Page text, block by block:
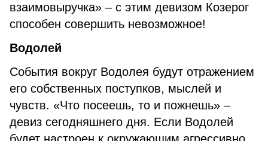
взаимовыручка» – с этим девизом Козерог
способен совершить невозможное!
Водолей
События вокруг Водолея будут отражением
его собственных поступков, мыслей и
чувств. «Что посеешь, то и пожнешь» –
девиз сегодняшнего дня. Если Водолей